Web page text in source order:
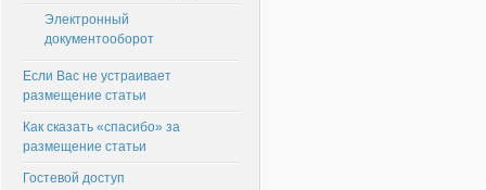
Электронный
документооборот
Если Вас не устраивает
размещение статьи
Как сказать «спасибо» за
размещение статьи
Гостевой доступ